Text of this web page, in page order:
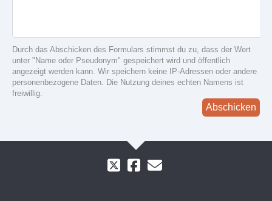
Durch das Abschicken des Formulars stimmst du zu, dass der Wert
unter "Name oder Pseudonym" gespeichert wird und öffentlich
angezeigt werden kann. Wir speichern keine IP-Adressen oder andere
personenbezogene Daten. Die Nutzung deines echten Namens ist
freiwillig.
Abschicken